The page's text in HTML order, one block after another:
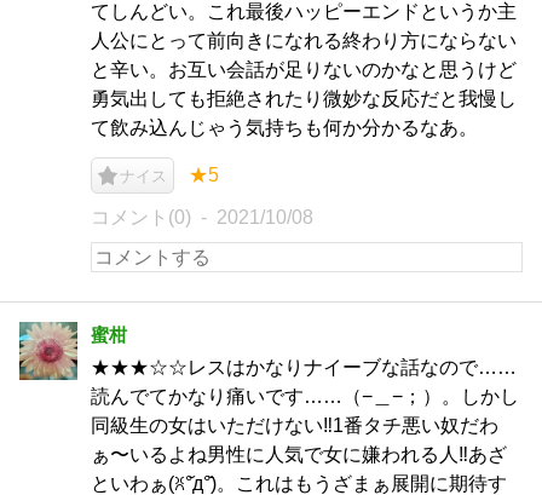
てしんどい。これ最後ハッピーエンドというか主
人公にとって前向きになれる終わり方にならない
と辛い。お互い会話が足りないのかなと思うけど
勇気出しても拒絶されたり微妙な反応だと我慢し
て飲み込んじゃう気持ちも何か分かるなあ。
ナイス ★5
コメント(0) 2021/10/08
蜜柑
★★★☆☆レスはかなりナイーブな話なので……
読んでてかなり痛いです……（−＿−；）。しかし
同級生の女はいただけない‼︎1番タチ悪い奴だわ
ぁ〜いるよね男性に人気で女に嫌われる人‼︎あざ
といわぁ(ꐦ°᷄д°᷅)。これはもうざまぁ展開に期待す